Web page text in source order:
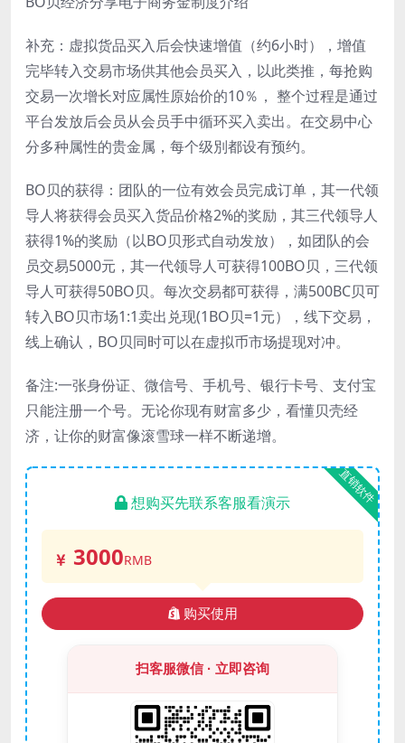
补充：虚拟货品买入后会快速增值（约6小时），增值
完毕转入交易市场供其他会员买入，以此类推，每抢购
交易一次增长对应属性原始价的10％， 整个过程是通过
平台发放后会员从会员手中循环买入卖出。在交易中心
分多种属性的贵金属，每个级別都设有预约。
BO贝的获得：团队的一位有效会员完成订单，其一代领
导人将获得会员买入货品价格2%的奖励，其三代领导人
获得1%的奖励（以BO贝形式自动发放），如团队的会
员交易5000元，其一代领导人可获得100BO贝，三代领
导人可获得50BO贝。每次交易都可获得，满500BC贝可
转入BO贝市场1:1卖出兑现(1BO贝=1元），线下交易，
线上确认，BO贝同时可以在虚拟币市场提现对冲。
备注:一张身份证、微信号、手机号、银行卡号、支付宝
只能注册一个号。无论你现有财富多少，看懂贝壳经
济，让你的财富像滚雪球一样不断递增。
直销软件
想购买先联系客服看演示
3000RMB
购买使用
扫客服微信 · 立即咨询